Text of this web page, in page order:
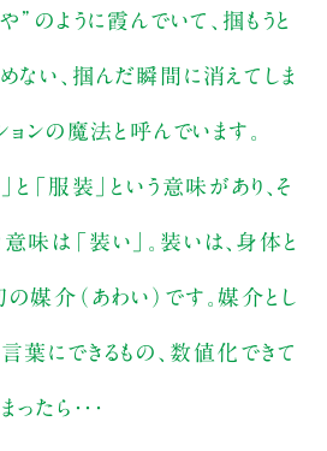
”のように霞んでいて、掴もうと
ない、掴んだ瞬間に消えてしま
ョンの魔法と呼んでいます。
と「服装」という意味があり、そ
味は「装い」。装いは、身体と
媒介（あわい）です。媒介とし
葉にできるもの、数値化できて
たら・・・